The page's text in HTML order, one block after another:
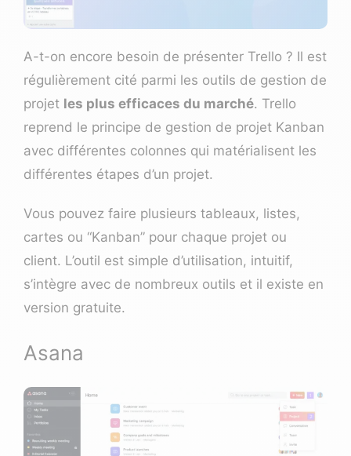
A-t-on encore besoin de présenter Trello ? Il est
régulièrement cité parmi les outils de gestion de
projet les plus efficaces du marché. Trello
reprend le principe de gestion de projet Kanban
avec différentes colonnes qui matérialisent les
différentes étapes d’un projet.
Vous pouvez faire plusieurs tableaux, listes,
cartes ou “Kanban” pour chaque projet ou
client. L’outil est simple d’utilisation, intuitif,
s’intègre avec de nombreux outils et il existe en
version gratuite.
Asana